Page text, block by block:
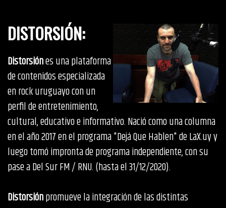
DISTORSIÓN:
Distorsiónes una plataforma
de contenidos especializada
en rock uruguayo con un
perfil de entretenimiento,
cultural, educativo e informativo. Nació como una columna
en el año 2017 en el programa "Dejá Que Hablen" de LaX.uy y
luego tomó impronta de programa independiente, con su
pase a Del Sur FM / RNU. (hasta el 31/12/2020).
Distorsiónpromueve la integración de las distintas